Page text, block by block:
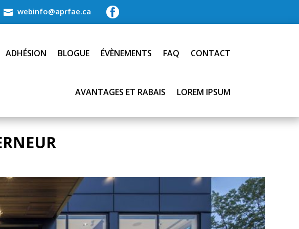
 webinfo@aprfae.ca 
ADHÉSION BLOGUE ÉVÈNEMENTS FAQ CONTACT
AVANTAGES ET RABAIS LOREM IPSUM